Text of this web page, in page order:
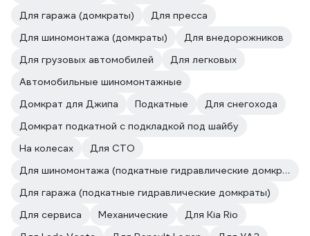
Для гаража (домкраты)
Для пресса
Для шиномонтажа (домкраты)
Для внедорожников
Для грузовых автомобилей
Для легковых
Автомобильные шиномонтажные
Домкрат для Джипа
Подкатные
Для снегохода
Домкрат подкатной с подкладкой под шайбу
На колесах
Для СТО
Для шиномонтажа (подкатные гидравлические домкраты)
Для гаража (подкатные гидравлические домкраты)
Для сервиса
Механические
Для Kia Rio